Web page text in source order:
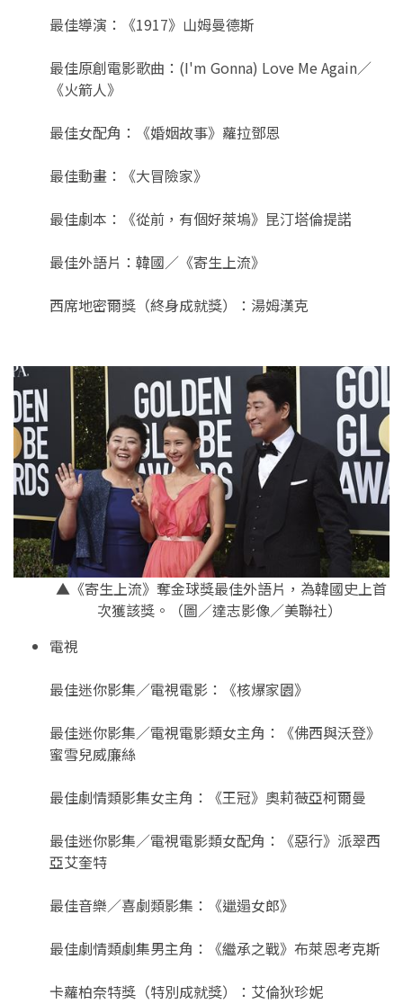
最佳導演：《1917》山姆曼德斯
最佳原創電影歌曲：(I'm Gonna) Love Me Again／
《火箭人》
最佳女配角：《婚姻故事》蘿拉鄧恩
最佳動畫：《大冒險家》
最佳劇本：《從前，有個好萊塢》昆汀塔倫提諾
最佳外語片：韓國／《寄生上流》
西席地密爾獎（終身成就獎）：湯姆漢克
▲《寄生上流》奪金球獎最佳外語片，為韓國史上首
次獲該獎。（圖／達志影像／美聯社）
電視
最佳迷你影集／電視電影：《核爆家園》
最佳迷你影集／電視電影類女主角：《佛西與沃登》
蜜雪兒威廉絲
最佳劇情類影集女主角：《王冠》奧莉薇亞柯爾曼
最佳迷你影集／電視電影類女配角：《惡行》派翠西
亞艾奎特
最佳音樂／喜劇類影集：《邋遢女郎》
最佳劇情類劇集男主角：《繼承之戰》布萊恩考克斯
卡蘿柏奈特獎（特別成就獎）：艾倫狄珍妮